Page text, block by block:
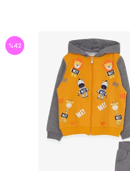
%42